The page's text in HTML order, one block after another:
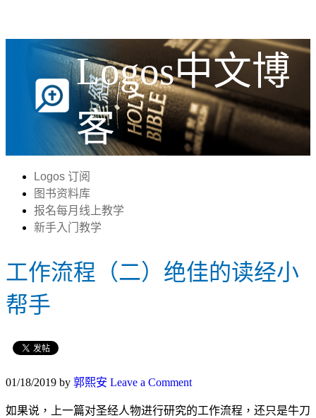
Logos中文博
客
Logos 订阅
图书资料库
报名每月线上教学
新手入门教学
工作流程（二）绝佳的读经小
帮手
01/18/2019 by 郭熙安 Leave a Comment
如果说，上一篇对圣经人物进行研究的工作流程，还只是牛刀